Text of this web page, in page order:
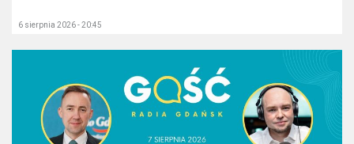
6 sierpnia 2026 - 20:45